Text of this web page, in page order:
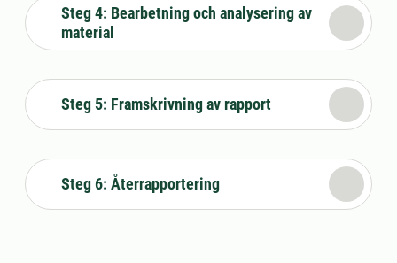
Steg 4: Bearbetning och analysering av
material
Steg 5: Framskrivning av rapport
Steg 6: Återrapportering